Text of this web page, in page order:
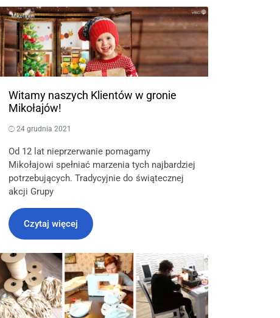
Witamy naszych Klientów w gronie
Mikołajów!
24 grudnia 2021
Od 12 lat nieprzerwanie pomagamy
Mikołajowi spełniać marzenia tych najbardziej
potrzebujących. Tradycyjnie do świątecznej
akcji Grupy
Czytaj więcej